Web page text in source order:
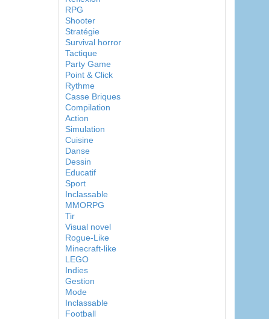
RPG
Shooter
Stratégie
Survival horror
Tactique
Party Game
Point & Click
Rythme
Casse Briques
Compilation
Action
Simulation
Cuisine
Danse
Dessin
Educatif
Sport
Inclassable
MMORPG
Tir
Visual novel
Rogue-Like
Minecraft-like
LEGO
Indies
Gestion
Mode
Inclassable
Football